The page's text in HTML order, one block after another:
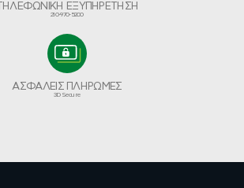
ΤΗΛΕΦΩΝΙΚΗ ΕΞΥΠΗΡΕΤΗΣΗ
210-970-5200
ΑΣΦΑΛΕΙΣ ΠΛΗΡΩΜΕΣ
3D Secure